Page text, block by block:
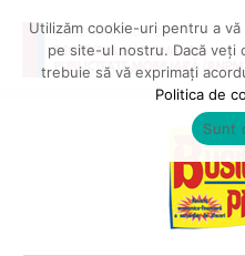
Utilizăm cookie-uri pentru a
pe site-ul nostru. Dacă veți
trebuie să vă exprimați
Politica de
Sunt